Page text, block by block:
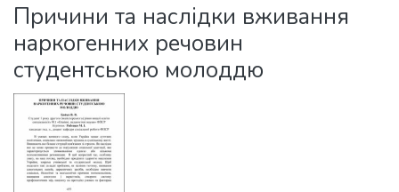
Statistics
Причини та наслідки вживання
наркогенних речовин
студентською молоддю